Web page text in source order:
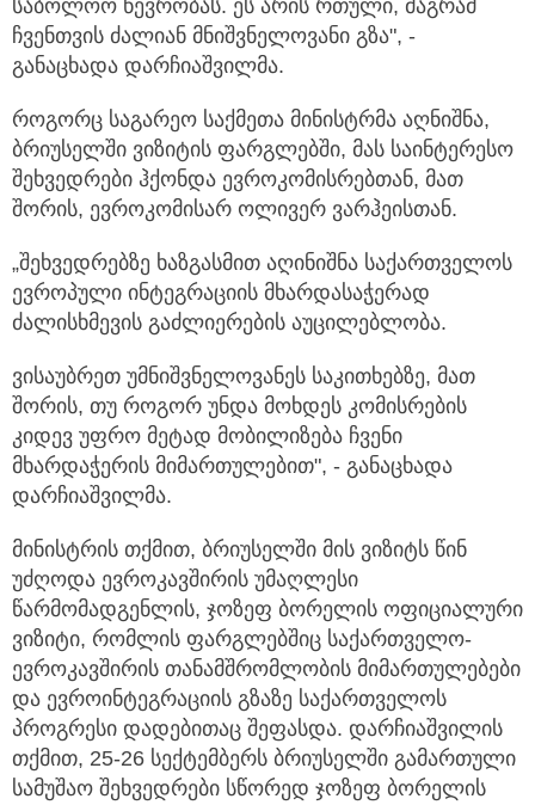
საბოლოო წევრობას. ეს არის რთული, მაგრამ
ჩვენთვის ძალიან მნიშვნელოვანი გზა", -
განაცხადა დარჩიაშვილმა.
როგორც საგარეო საქმეთა მინისტრმა აღნიშნა,
ბრიუსელში ვიზიტის ფარგლებში, მას საინტერესო
შეხვედრები ჰქონდა ევროკომისრებთან, მათ
შორის, ევროკომისარ ოლივერ ვარჰეისთან.
„შეხვედრებზე ხაზგასმით აღინიშნა საქართველოს
ევროპული ინტეგრაციის მხარდასაჭერად
ძალისხმევის გაძლიერების აუცილებლობა.
ვისაუბრეთ უმნიშვნელოვანეს საკითხებზე, მათ
შორის, თუ როგორ უნდა მოხდეს კომისრების
კიდევ უფრო მეტად მობილიზება ჩვენი
მხარდაჭერის მიმართულებით", - განაცხადა
დარჩიაშვილმა.
მინისტრის თქმით, ბრიუსელში მის ვიზიტს წინ
უძღოდა ევროკავშირის უმაღლესი
წარმომადგენლის, ჯოზეფ ბორელის ოფიციალური
ვიზიტი, რომლის ფარგლებშიც საქართველო-
ევროკავშირის თანამშრომლობის მიმართულებები
და ევროინტეგრაციის გზაზე საქართველოს
პროგრესი დადებითაც შეფასდა. დარჩიაშვილის
თქმით, 25-26 სექტემბერს ბრიუსელში გამართული
სამუშაო შეხვედრები სწორედ ჯოზეფ ბორელის